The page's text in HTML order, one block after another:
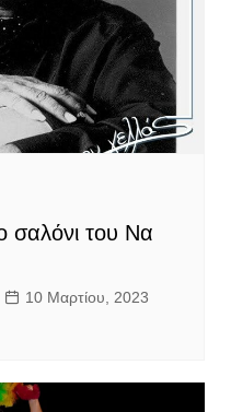
σαλόνι του Να
10 Μαρτίου, 2023